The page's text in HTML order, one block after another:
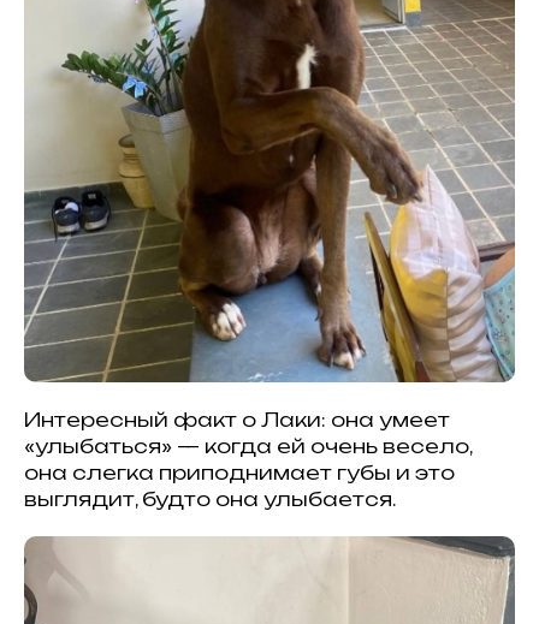
Интересный факт о Лаки: она умеет
«улыбаться» — когда ей очень весело,
она слегка приподнимает губы и это
выглядит, будто она улыбается.